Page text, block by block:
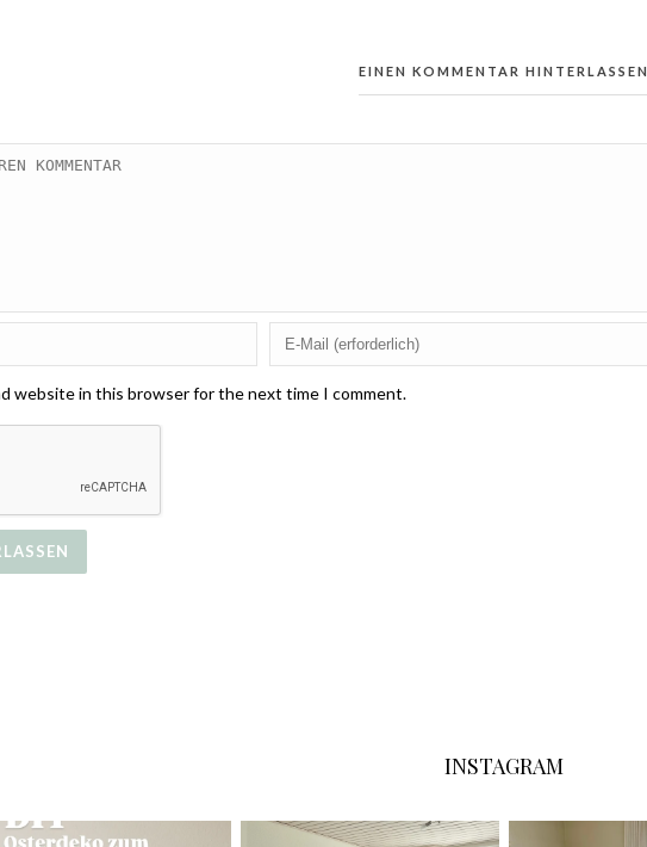
EINEN KOMMENTAR HINTERLASSEN
website in this browser for the next time I comment.
INSTAGRAM